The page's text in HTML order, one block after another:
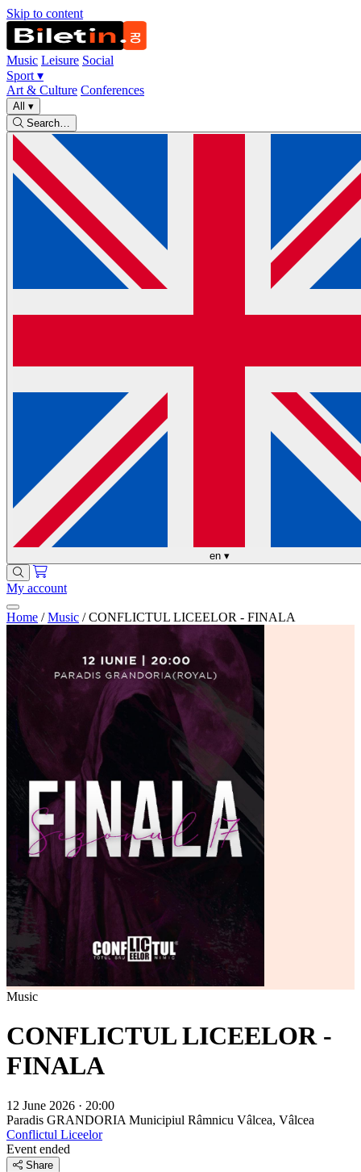
Skip to content
Music Leisure Social
Sport ▾
Art & Culture Conferences
All ▾
Search…
en ▾
My account
Home / Music / CONFLICTUL LICEELOR - FINALA
Music
CONFLICTUL LICEELOR -
FINALA
12 June 2026 · 20:00
Paradis GRANDORIA Municipiul Râmnicu Vâlcea, Vâlcea
Conflictul Liceelor
Event ended
Share